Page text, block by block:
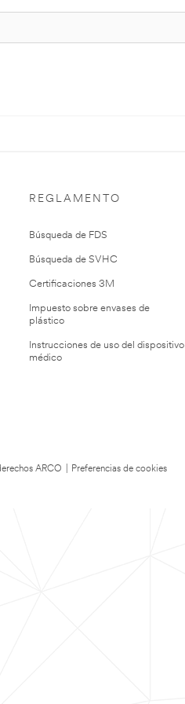
REGLAMENTO
Búsqueda de FDS
Búsqueda de SVHC
Certificaciones 3M
Impuesto sobre envases de
plástico
Instrucciones de uso del dispositivo
médico
ARCO
Preferencias de cookies